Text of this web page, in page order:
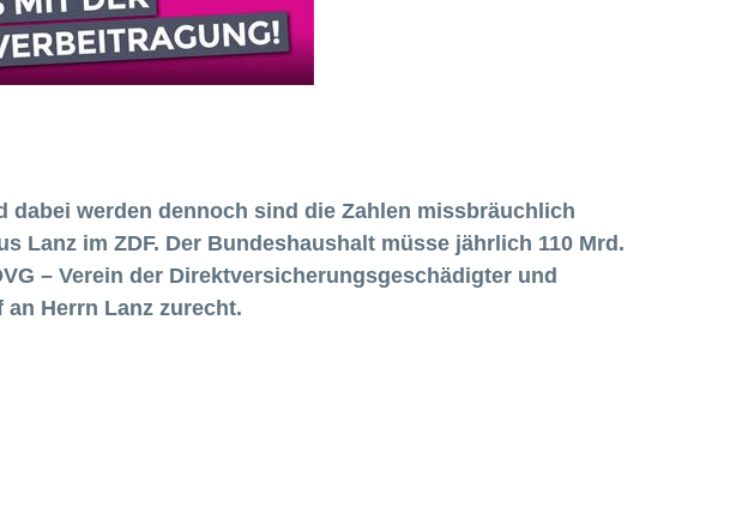
werden dennoch sind die Zahlen missbräuchlich
Lanz im ZDF. Der Bundeshaushalt müsse jährlich 110 Mrd.
– Verein der Direktversicherungsgeschädigter und
Herrn Lanz zurecht.